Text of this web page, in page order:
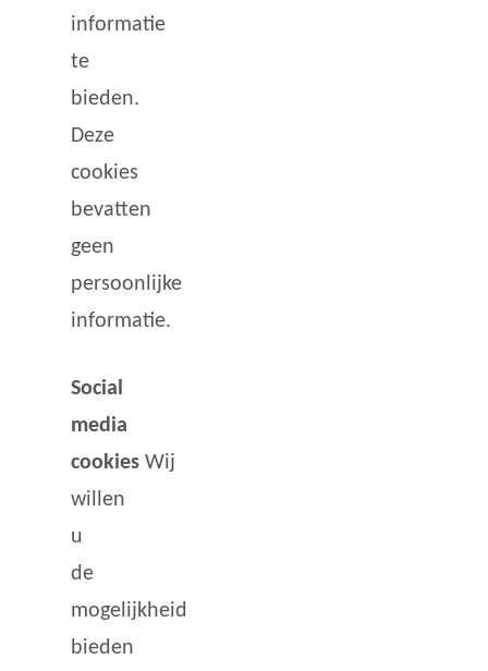
informatie
te
bieden.
Deze
cookies
bevatten
geen
persoonlijke
informatie.
Social
media
cookies Wij
willen
u
de
mogelijkheid
bieden